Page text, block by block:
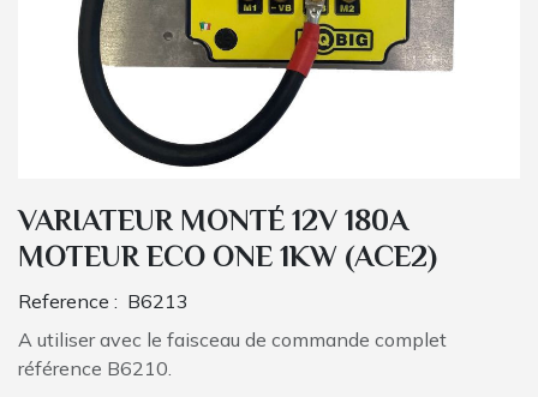
VARIATEUR MONTÉ 12V 180A
MOTEUR ECO ONE 1KW (ACE2)
Reference : B6213
A utiliser avec le faisceau de commande complet
référence B6210.